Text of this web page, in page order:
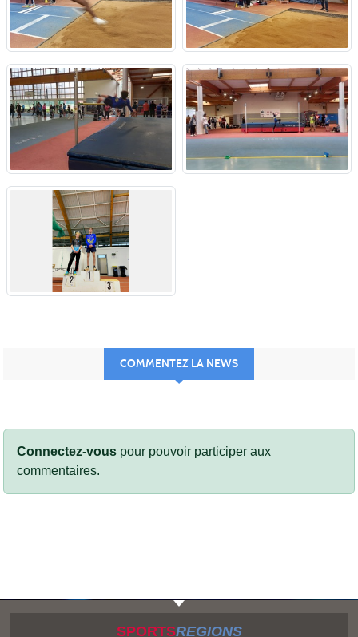
COMMENTEZ LA NEWS
Connectez-vous pour pouvoir participer aux
commentaires.
SPORTSREGIONS